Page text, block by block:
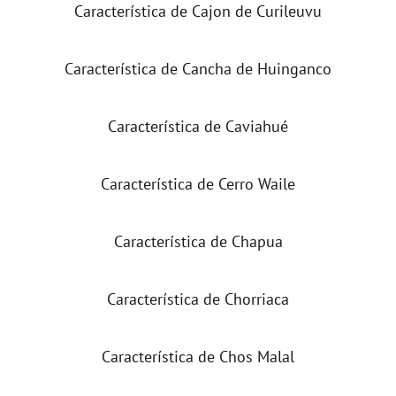
Característica de Cajon de Curileuvu
Característica de Cancha de Huinganco
Característica de Caviahué
Característica de Cerro Waile
Característica de Chapua
Característica de Chorriaca
Característica de Chos Malal